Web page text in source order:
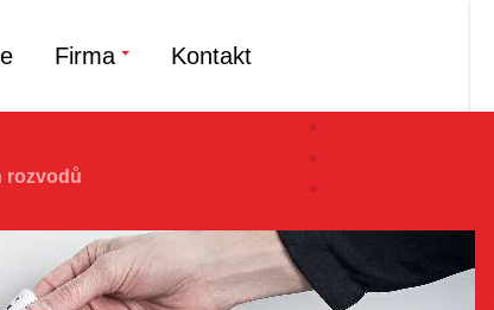
Firma Kontakt
rozvodů